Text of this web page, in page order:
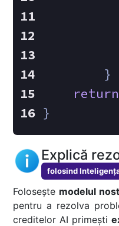
}
return
}
Explică
folosind
Folosește modelul
pentru a rezolva
creditelor AI primești